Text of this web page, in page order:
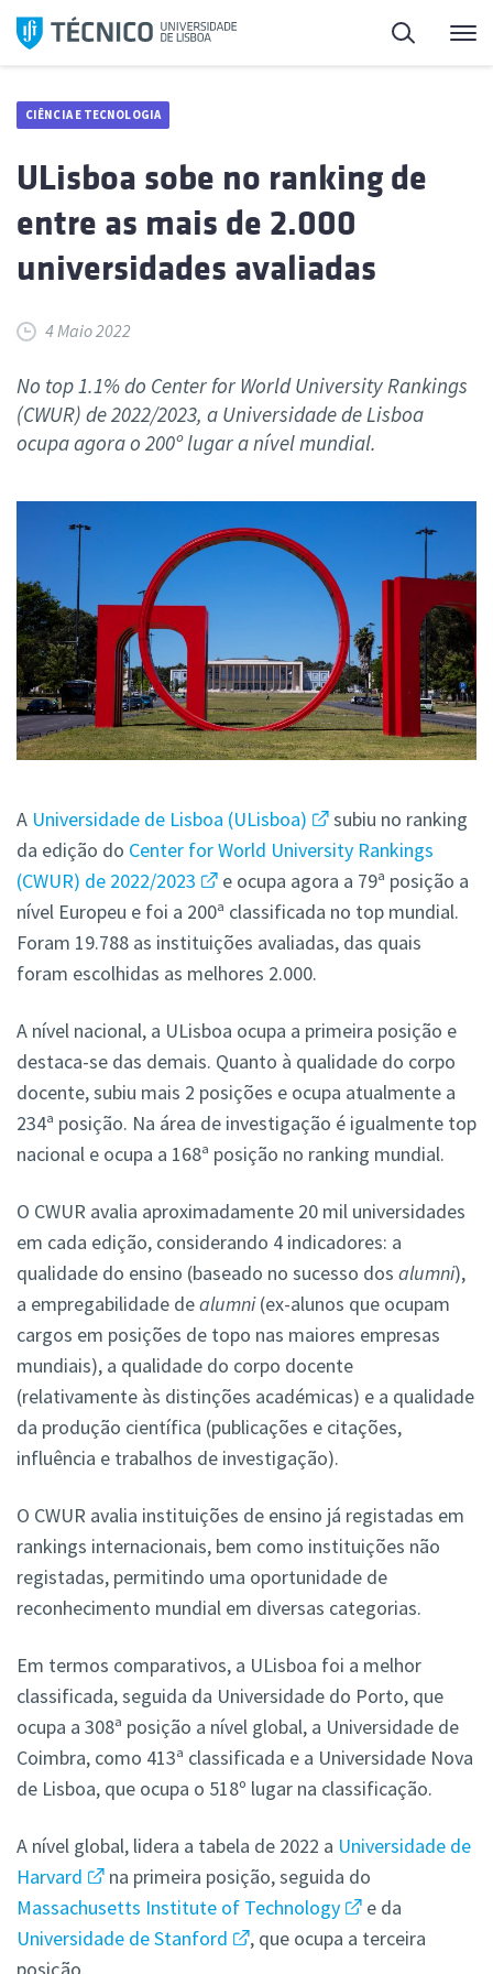
Saltar
para
Pesquisa
CIÊNCIA E TECNOLOGIA
ULisboa sobe no ranking de
entre as mais de 2.000
universidades avaliadas
4 Maio 2022
No top 1.1% do Center for World University Rankings
(CWUR) de 2022/2023, a Universidade de Lisboa
ocupa agora o 200º lugar a nível mundial.
A Universidade de Lisboa (ULisboa)
subiu no ranking
da edição do Center for World University Rankings
(CWUR) de 2022/2023
e ocupa agora a 79ª posição a
nível Europeu e foi a 200ª classificada no top mundial.
Foram 19.788 as instituições avaliadas, das quais
foram escolhidas as melhores 2.000.
A nível nacional, a ULisboa ocupa a primeira posição e
destaca-se das demais. Quanto à qualidade do corpo
docente, subiu mais 2 posições e ocupa atualmente a
234ª posição. Na área de investigação é igualmente top
nacional e ocupa a 168ª posição no ranking mundial.
O CWUR avalia aproximadamente 20 mil universidades
em cada edição, considerando 4 indicadores: a
qualidade do ensino (baseado no sucesso dos alumni),
a empregabilidade dealumni(ex-alunos que ocupam
cargos em posições de topo nas maiores empresas
mundiais), a qualidade do corpo docente
(relativamente às distinções académicas) e a qualidade
da produção científica (publicações e citações,
influência e trabalhos de investigação).
O CWUR avalia instituições de ensino já registadas em
rankings internacionais, bem como instituições não
registadas, permitindo uma oportunidade de
reconhecimento mundial em diversas categorias.
Em termos comparativos, a ULisboa foi a melhor
classificada, seguida da Universidade do Porto, que
ocupa a 308ª posição a nível global, a Universidade de
Coimbra, como 413ª classificada e a Universidade Nova
de Lisboa, que ocupa o 518º lugar na classificação.
A nível global, lidera a tabela de 2022 a Universidade de
Harvard
na primeira posição, seguida do
Massachusetts Institute of Technology
e da
Universidade de Stanford
, que ocupa a terceira